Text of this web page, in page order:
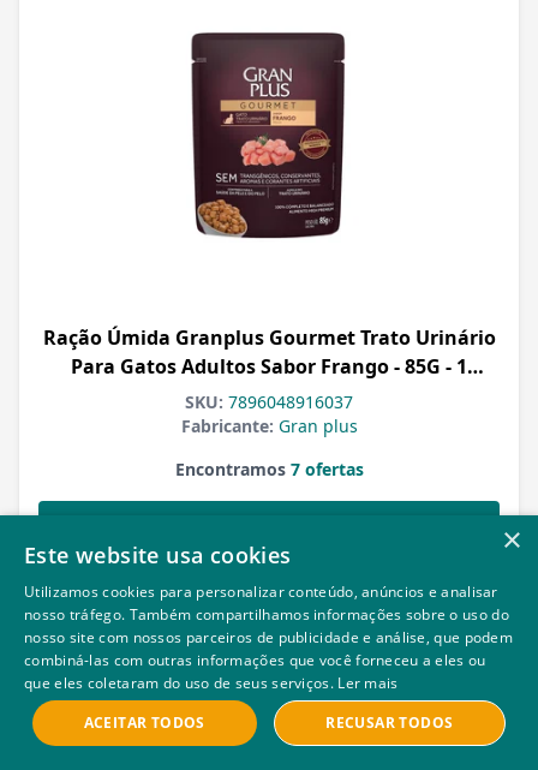
Ração Úmida Granplus Gourmet Trato Urinário
Para Gatos Adultos Sabor Frango - 85G - 1
Unidade
SKU: 7896048916037
Fabricante: Gran plus
Encontramos7 ofertas
×
Este website usa cookies
Utilizamos cookies para personalizar conteúdo, anúncios e analisar
nosso tráfego. Também compartilhamos informações sobre o uso do
nosso site com nossos parceiros de publicidade e análise, que podem
combiná-las com outras informações que você forneceu a eles ou
que eles coletaram do uso de seus serviços. Ler mais
ACEITAR TODOS
RECUSAR TODOS